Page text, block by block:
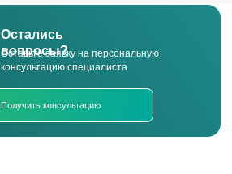
Остались
вопросы?
Оставьте заявку на персональную
консультацию специалиста
Получить консультацию